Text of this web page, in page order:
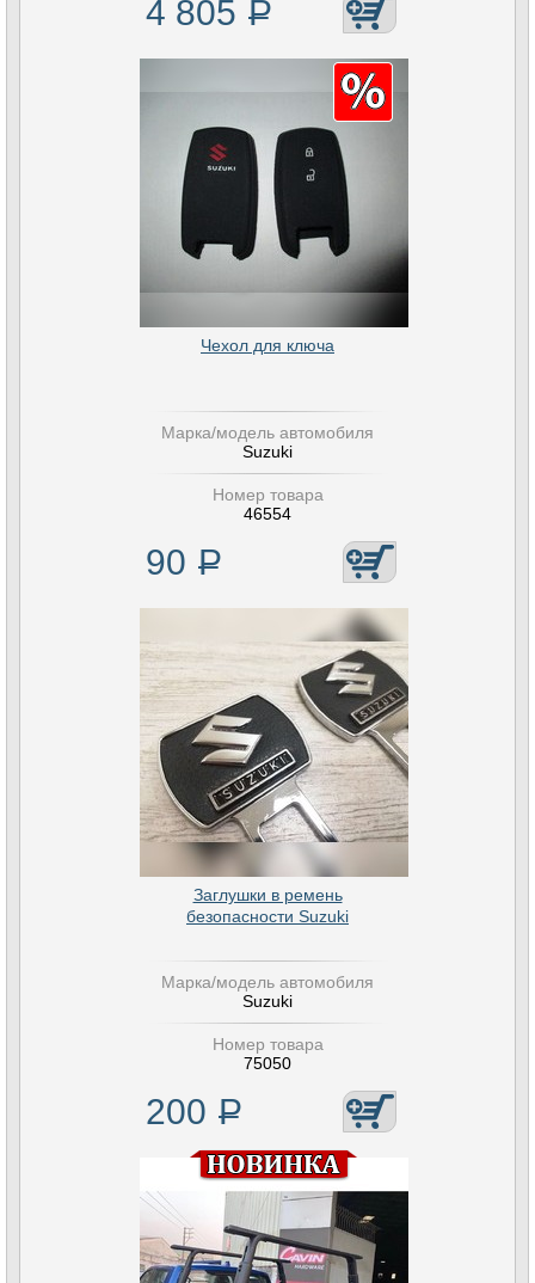
4 805 Р
Чехол для ключа
Марка/модель автомобиля
Suzuki
Номер товара
46554
90 Р
Заглушки в ремень
безопасности Suzuki
Марка/модель автомобиля
Suzuki
Номер товара
75050
200 Р